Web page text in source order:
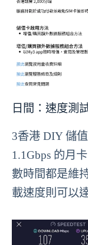
日間：速度測
3香港 DIY 儲
1.1Gbps 的月
數時間都是維
載速度則可以